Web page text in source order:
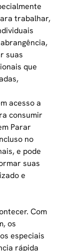
trabalhar,
suas
que
acesso a
consumir
Parar
no
e pode
suas
e
Com
os
especiais
rápida